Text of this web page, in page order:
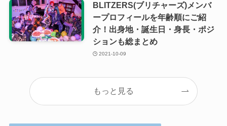
BLITZERS(ブリチャーズ)メンバ
ープロフィールを年齢順にご紹
介！出身地・誕生日・身長・ポジ
ションも総まとめ
2021-10-09
もっと見る